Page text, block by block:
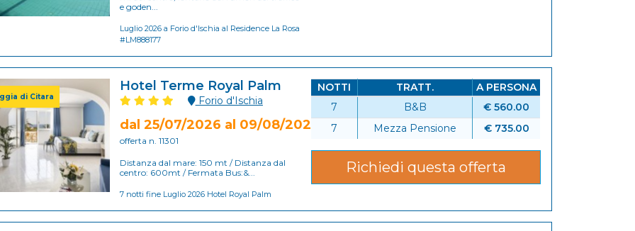
e goden...
Luglio 2026 a Forio d'Ischia al Residence La Rosa
#LM888177
di Citara
Hotel Terme Royal Palm
Forio d'Ischia
dal 25/07/2026 al 09/08/2026
offerta n. 11301
Distanza dal mare: 150 mt / Distanza dal
centro: 600mt / Fermata Bus:&...
7 notti fine Luglio 2026 Hotel Royal Palm
NOTTI TRATT.
A PERSONA
7
B&B
€ 560.00
7
Mezza Pensione € 735.00
Richiedi questa offerta